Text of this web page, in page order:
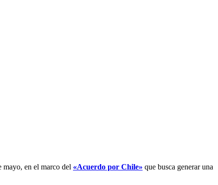
en el marco del «Acuerdo por Chile» que busca generar una